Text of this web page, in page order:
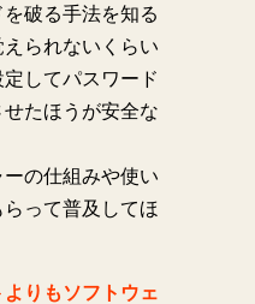
破る手法を知る
られないくらい
してパスワード
たほうが安全な
の仕組みや使い
って普及してほ
りもソフトウェ